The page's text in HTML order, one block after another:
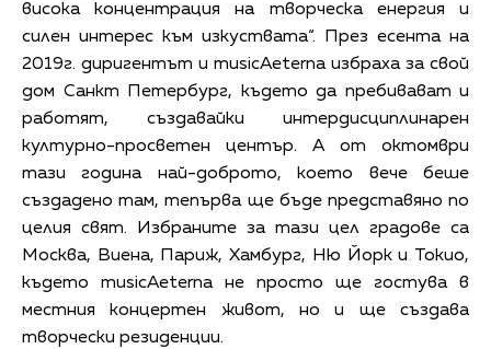
висока концентрация на творческа енергия и
силен интерес към изкуствата“. През есента на
2019г. диригентът и musicAeterna избраха за свой
дом Санкт Петербург, където да пребивават и
работят, създавайки интердисциплинарен
културно-просветен център. А от октомври
тази година най-доброто, което вече беше
създадено там, тепърва ще бъде представяно по
целия свят. Избраните за тази цел градове са
Москва, Виена, Париж, Хамбург, Ню Йорк и Токио,
където musicAeterna не просто ще гостува в
местния концертен живот, но и ще създава
творчески резиденции.